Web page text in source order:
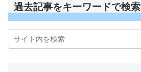
過去記事をキーワードで検索